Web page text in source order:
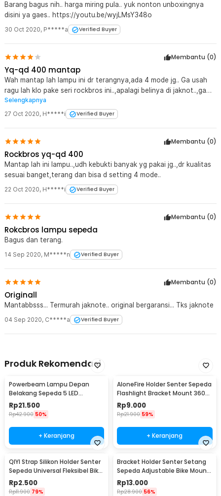
Barang bagus nih.. harga miring pula.. yuk nonton unboxingnya
disini ya gaes.. https://youtu.be/wyjLMsY348o
30 Oct 2020, P*****a Verified Buyer
Membantu (0)
Yq-qd 400 mantap
Wah mantap lah lampu ini dr terangnya,ada 4 mode jg.. Ga usah
ragu lah klo pake seri rockbros ini..,apalagi belinya di jaknot..,ga
ada tandingan deh dr harga..
Selengkapnya
27 Oct 2020, H*****i Verified Buyer
Membantu (0)
Rockbros yq-qd 400
Mantap lah ini lampu..,udh kebukti banyak yg pakai jg..,dr kualitas
sesuai banget,terang dan bisa d setting 4 mode..
22 Oct 2020, H*****i Verified Buyer
Membantu (0)
Rokcbros lampu sepeda
Bagus dan terang.
14 Sep 2020, M*****n Verified Buyer
Membantu (0)
Originall
Mantabbsss... Termurah jaknote.. original bergaransi... Tks jaknote
04 Sep 2020, C*****a Verified Buyer
Produk Rekomendasi
Powerbeam Lampu Depan
Belakang Sepeda 5 LED
Waterproof 2 Mode - HB-618
Rp21.500
Rp42.900 50%
+ Keranjang
AloneFire Holder Senter Sepeda
Flashlight Bracket Mount 360
Degree - AB-2961
Rp9.000
Rp21.900 59%
+ Keranjang
QIYI Strap Silikon Holder Senter
Sepeda Universal Fleksibel Bike
Mount - LC-9105
Rp2.500
Rp11.900 79%
Bracket Holder Senter Setang
Sepeda Adjustable Bike Mount
- AB-2967
Rp13.000
Rp28.900 56%